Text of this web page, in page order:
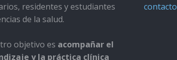
residentes y estudiantes
de la salud.
objetivo es acompañar el
y la práctica clínica
contacto